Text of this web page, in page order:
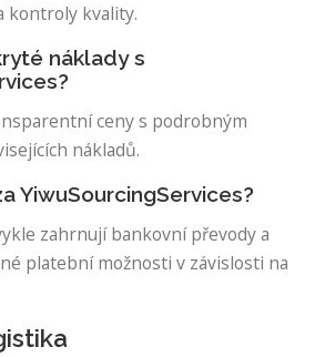
kontroly kvality.
náklady s
ceny s podrobným
nákladů.
YiwuSourcingServices?
zahrnují bankovní převody a
platební možnosti v závislosti na